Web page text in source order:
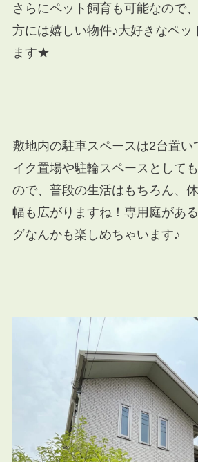
さらにペット飼育も可能なので
方には嬉しい物件♪大好きなペッ
ます★
敷地内の駐車スペースは2台置い
イク置場や駐輪スペースとして
ので、普段の生活はもちろん、
幅も広がりますね！専用庭があ
グなんかも楽しめちゃいます♪